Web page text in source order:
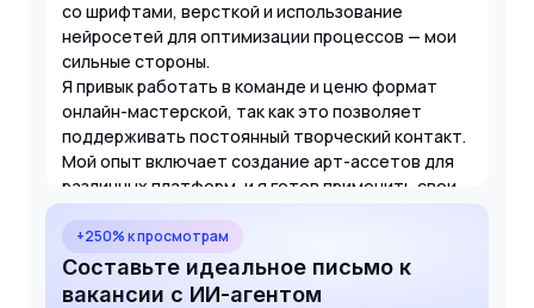
со шрифтами, версткой и использование
нейросетей для оптимизации процессов — мои
сильные стороны.
Я привык работать в команде и ценю формат
онлайн-мастерской, так как это позволяет
поддерживать постоянный творческий контакт.
Мой опыт включает создание арт-ассетов для
различных платформ, и я готов применить свои
навыки для продвижения ваших инди-проектов и
крупных релизов. Буду рад выполнить тестовое
задание и обсудить, как мой визуальный стиль
может усилить ваши проекты.
+250% к просмотрам
Составьте идеальное письмо к
вакансии с ИИ-агентом